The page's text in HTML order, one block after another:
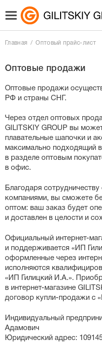
Главная Оптовый прайс-лист
Оптовые продажи
Оптовые продажи
РФ и страны СНГ.
Через отдел оптовых
GILITSKIY GROUP вы
плавательные шапочки и
максимально подходящий
в разделе оптовым
в офис.
Благодаря
компаниями, вы сможете
оптом: ваш заказ будет
и доставлен в целости и
Официальный интернет-
и поддерживается «ИП
оформленные через
исполняются
«ИП Гилицкий И.А.».
в интернет-магазине
договор купли-продажи с
Индивидуальный
Адамович
Юридический адрес: